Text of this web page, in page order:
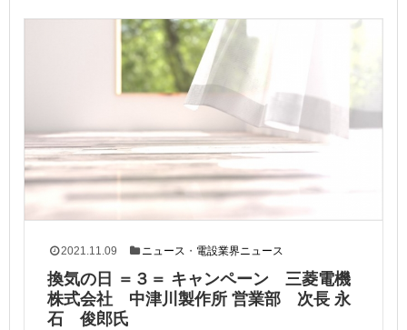
2021.11.09 ニュース ・ 電設業界ニュース
換気の日 ＝３＝ キャンペーン 三菱電機
株式会社 中津川製作所 営業部 次長 永
石 俊郎氏